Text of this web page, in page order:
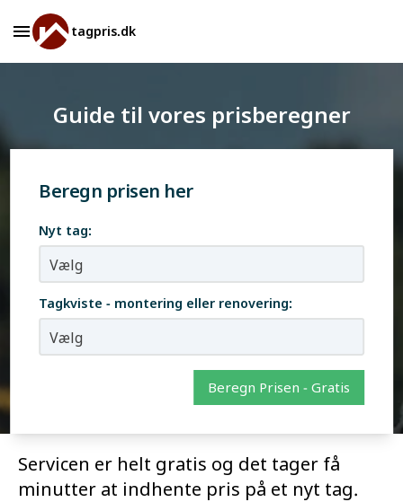
tagpris.dk
Guide til vores prisberegner
Servicen er helt gratis og det tager få
minutter at indhente pris på et nyt tag.
Beregn prisen her
Nyt tag:
Tagkviste - montering eller renovering:
Beregn Prisen - Gratis